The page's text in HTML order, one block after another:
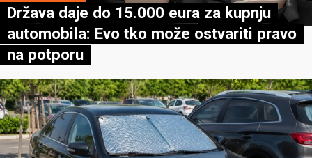
Država daje do 15.000 eura za kupnju
automobila: Evo tko može ostvariti pravo
na potporu